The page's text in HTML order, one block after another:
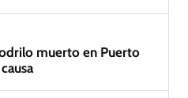
muerto en Puerto